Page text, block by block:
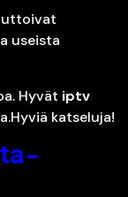
useista
Hyvät iptv
katseluja!